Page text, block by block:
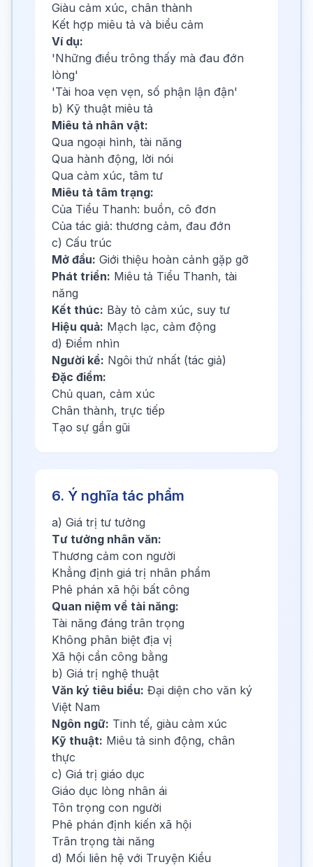
Giàu cảm xúc, chân thành
Kết hợp miêu tả và biểu cảm
Ví dụ:
'Những điều trông thấy mà đau đớn
lòng'
'Tài hoa vẹn vẹn, số phận lận đận'
b) Kỹ thuật miêu tả
Miêu tả nhân vật:
Qua ngoại hình, tài năng
Qua hành động, lời nói
Qua cảm xúc, tâm tư
Miêu tả tâm trạng:
Của Tiểu Thanh: buồn, cô đơn
Của tác giả: thương cảm, đau đớn
c) Cấu trúc
Mở đầu: Giới thiệu hoàn cảnh gặp gỡ
Phát triển: Miêu tả Tiểu Thanh, tài
năng
Kết thúc: Bày tỏ cảm xúc, suy tư
Hiệu quả: Mạch lạc, cảm động
d) Điểm nhìn
Người kể: Ngôi thứ nhất (tác giả)
Đặc điểm:
Chủ quan, cảm xúc
Chân thành, trực tiếp
Tạo sự gần gũi
6. Ý nghĩa tác phẩm
a) Giá trị tư tưởng
Tư tưởng nhân văn:
Thương cảm con người
Khẳng định giá trị nhân phẩm
Phê phán xã hội bất công
Quan niệm về tài năng:
Tài năng đáng trân trọng
Không phân biệt địa vị
Xã hội cần công bằng
b) Giá trị nghệ thuật
Văn ký tiêu biểu: Đại diện cho văn ký
Việt Nam
Ngôn ngữ: Tinh tế, giàu cảm xúc
Kỹ thuật: Miêu tả sinh động, chân
thực
c) Giá trị giáo dục
Giáo dục lòng nhân ái
Tôn trọng con người
Phê phán định kiến xã hội
Trân trọng tài năng
d) Mối liên hệ với Truyện Kiều